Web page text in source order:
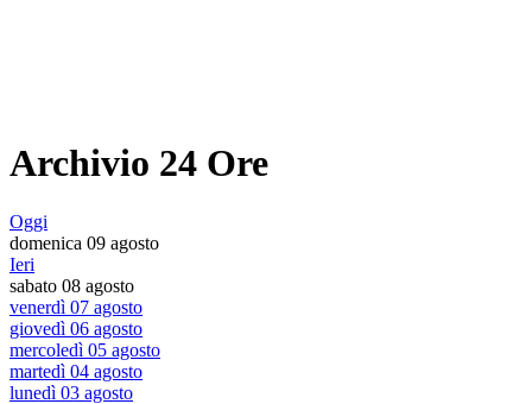
Archivio 24 Ore
Oggi
domenica 09 agosto
Ieri
sabato 08 agosto
venerdì 07 agosto
giovedì 06 agosto
mercoledì 05 agosto
martedì 04 agosto
lunedì 03 agosto